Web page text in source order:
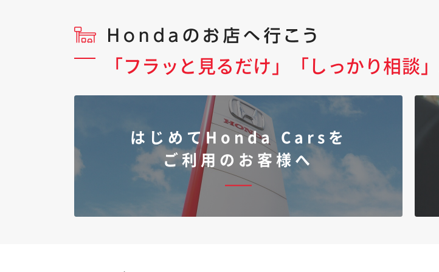
「フラッと見るだけ」「しっかり相談」
はじめてHonda Carsを
ご利用のお客様へ